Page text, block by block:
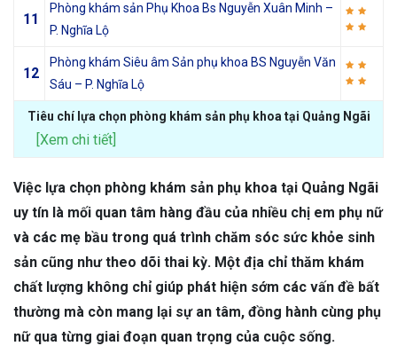
11
Phòng khám sản Phụ Khoa Bs Nguyễn Xuân Minh –
P. Nghĩa Lộ
12
Phòng khám Siêu âm Sản phụ khoa BS Nguyễn Văn
Sáu – P. Nghĩa Lộ
Tiêu chí lựa chọn phòng khám sản phụ khoa tại Quảng Ngãi
[Xem chi tiết]
Việc lựa chọn phòng khám sản phụ khoa tại Quảng Ngãi
uy tín là mối quan tâm hàng đầu của nhiều chị em phụ nữ
và các mẹ bầu trong quá trình chăm sóc sức khỏe sinh
sản cũng như theo dõi thai kỳ. Một địa chỉ thăm khám
chất lượng không chỉ giúp phát hiện sớm các vấn đề bất
thường mà còn mang lại sự an tâm, đồng hành cùng phụ
nữ qua từng giai đoạn quan trọng của cuộc sống.